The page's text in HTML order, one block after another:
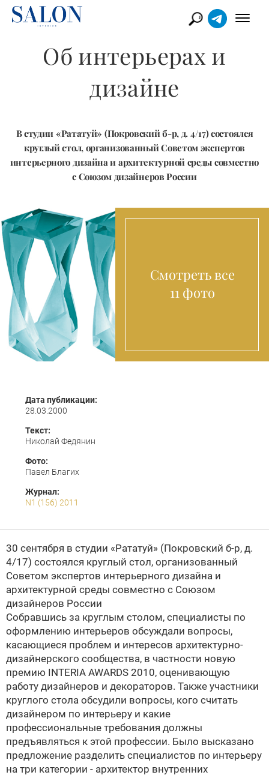
Об интерьерах и
дизайне
В студии «Рататуй» (Покровский б-р, д. 4/17) состоялся
круглый стол, организованный Советом экспертов
интерьерного дизайна и архитектурной среды совместно
с Союзом дизайнеров России
Смотреть все
11 фото
Дата публикации:
28.03.2000
Текст:
Николай Федянин
Фото:
Павел Благих
Журнал:
N1 (156) 2011
30 сентября в студии «Рататуй» (Покровский б-р, д.
4/17) состоялся круглый стол, организованный
Советом экспертов интерьерного дизайна и
архитектурной среды совместно с Союзом
дизайнеров России
Собравшись за круглым столом, специалисты по
оформлению интерьеров обсуждали вопросы,
касающиеся проблем и интересов архитектурно-
дизайнерского сообщества, в частности новую
премию INTERIA AWARDS 2010, оценивающую
работу дизайнеров и декораторов. Также участники
круглого стола обсудили вопросы, кого считать
дизайнером по интерьеру и какие
профессиональные требования должны
предъявляться к этой профессии. Было высказано
предложение разделить специалистов по интерьеру
на три категории - архитектор внутренних